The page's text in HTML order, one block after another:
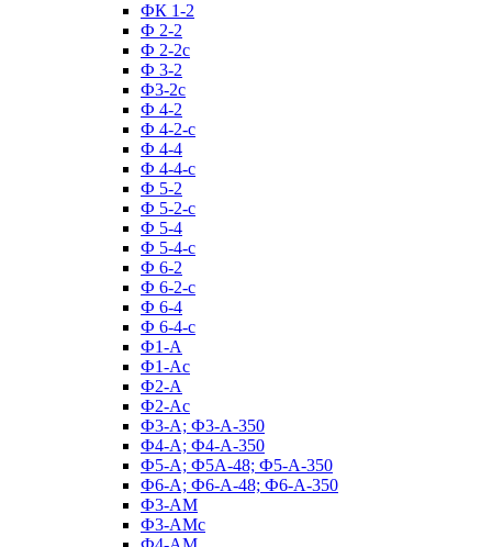
ФК 1-2
Ф 2-2
Ф 2-2с
Ф 3-2
Ф3-2с
Ф 4-2
Ф 4-2-с
Ф 4-4
Ф 4-4-с
Ф 5-2
Ф 5-2-с
Ф 5-4
Ф 5-4-с
Ф 6-2
Ф 6-2-с
Ф 6-4
Ф 6-4-с
Ф1-А
Ф1-Ас
Ф2-А
Ф2-Ас
Ф3-А; Ф3-А-350
Ф4-А; Ф4-А-350
Ф5-А; Ф5А-48; Ф5-А-350
Ф6-А; Ф6-А-48; Ф6-А-350
Ф3-АМ
Ф3-АМс